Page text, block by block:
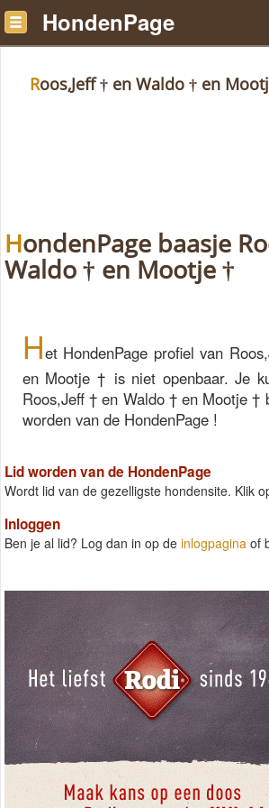
HondenPage
Roos,Jeff † en Waldo † en
HondenPage baasje Roos,Jeff † en
Waldo † en Mootje †
Het HondenPage profiel van
en Mootje † is niet openbaar. Je
Roos,Jeff † en Waldo † en Mootje †
worden van de HondenPage !
Lid worden van de HondenPage
Wordt lid van de gezelligste hondensite. Klik
Inloggen
Ben je al lid? Log dan in op de inlogpagina of